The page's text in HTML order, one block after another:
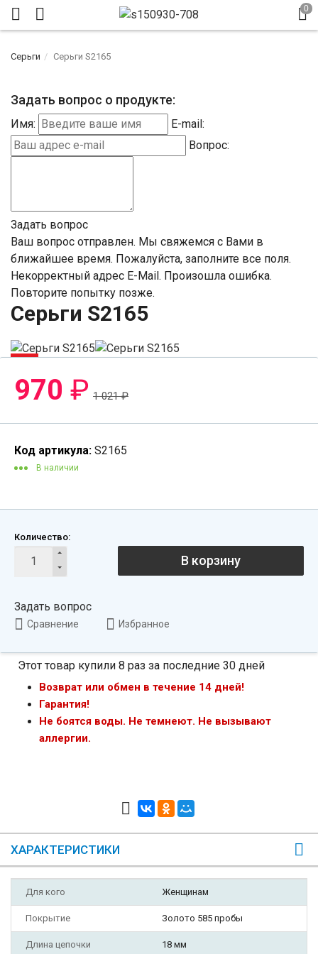
Серьги Серьги S2165
Задать вопрос о продукте:
Имя:
E-mail:
Вопрос:
Задать вопрос
Ваш вопрос отправлен. Мы свяжемся с Вами в
ближайшее время. Пожалуйста, заполните все поля.
Некорректный адрес E-Mail. Произошла ошибка.
Повторите попытку позже.
Серьги S2165
-5%
970 ₽ 1 021₽
Код артикула: S2165
В наличии
Количество:
В корзину
Задать вопрос
Сравнение Избранное
Этот товар купили 8 раз за последние 30 дней
Возврат или обмен в течение 14 дней!
Гарантия!
Не боятся воды. Не темнеют. Не вызывают
аллергии.
ХАРАКТЕРИСТИКИ
Для кого Женщинам
Покрытие Золото 585 пробы
Длина цепочки 18 мм